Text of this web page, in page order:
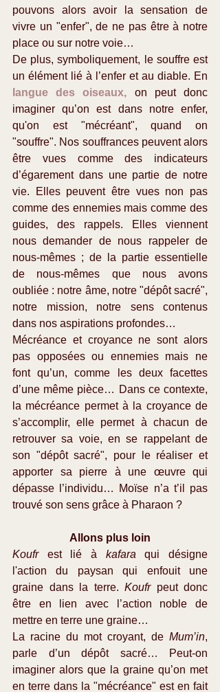
pouvons alors avoir la sensation de
vivre un "enfer", de ne pas être à notre
place ou sur notre voie…
De plus, symboliquement, le souffre est
langue des oiseaux, on peut donc
imaginer qu’on est dans notre enfer,
qu'on est "mécréant", quand on
"souffre". Nos souffrances peuvent alors
être vues comme des indicateurs
d’égarement dans une partie de notre
vie. Elles peuvent être vues non pas
comme des ennemies mais comme des
guides, des rappels. Elles viennent
nous demander de nous rappeler de
nous-mêmes ; de la partie essentielle
de nous-mêmes que nous avons
oubliée : notre âme, notre "dépôt sacré",
notre mission, notre sens contenus
dans nos aspirations profondes…
Mécréance et croyance ne sont alors
pas opposées ou ennemies mais ne
font qu’un, comme les deux facettes
d’une même pièce… Dans ce contexte,
la mécréance permet à la croyance de
s’accomplir, elle permet à chacun de
retrouver sa voie, en se rappelant de
son "dépôt sacré", pour le réaliser et
apporter sa pierre à une œuvre qui
dépasse l’individu… Moïse n’a t’il pas
trouvé son sens grâce à Pharaon ?
Allons plus loin
Koufr est lié à kafara qui désigne
l'action du paysan qui enfouit une
graine dans la terre. Koufr peut donc
être en lien avec l’action noble de
mettre en terre une graine…
La racine du mot croyant, de Mum’in,
parle d’un dépôt sacré… Peut-on
imaginer alors que la graine qu’on met
en terre dans la "mécréance" est en fait